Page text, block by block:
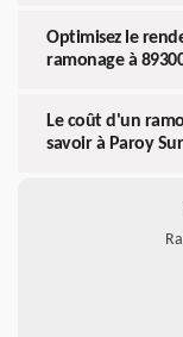
Optimisez le
ramonage à
Le coût d'un
savoir à Paroy